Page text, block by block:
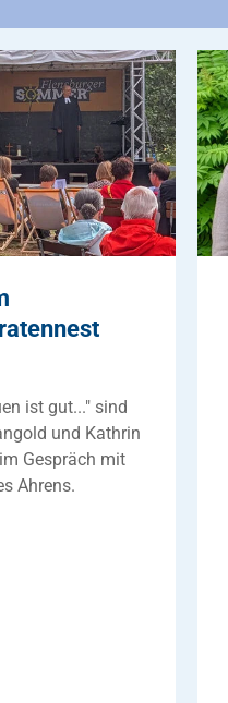
ist gut..." sind
und Kathrin
Gespräch mit
Ahrens.